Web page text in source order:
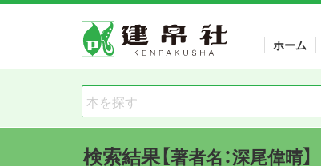
ホーム
検索結果【著者名：深尾偉晴】